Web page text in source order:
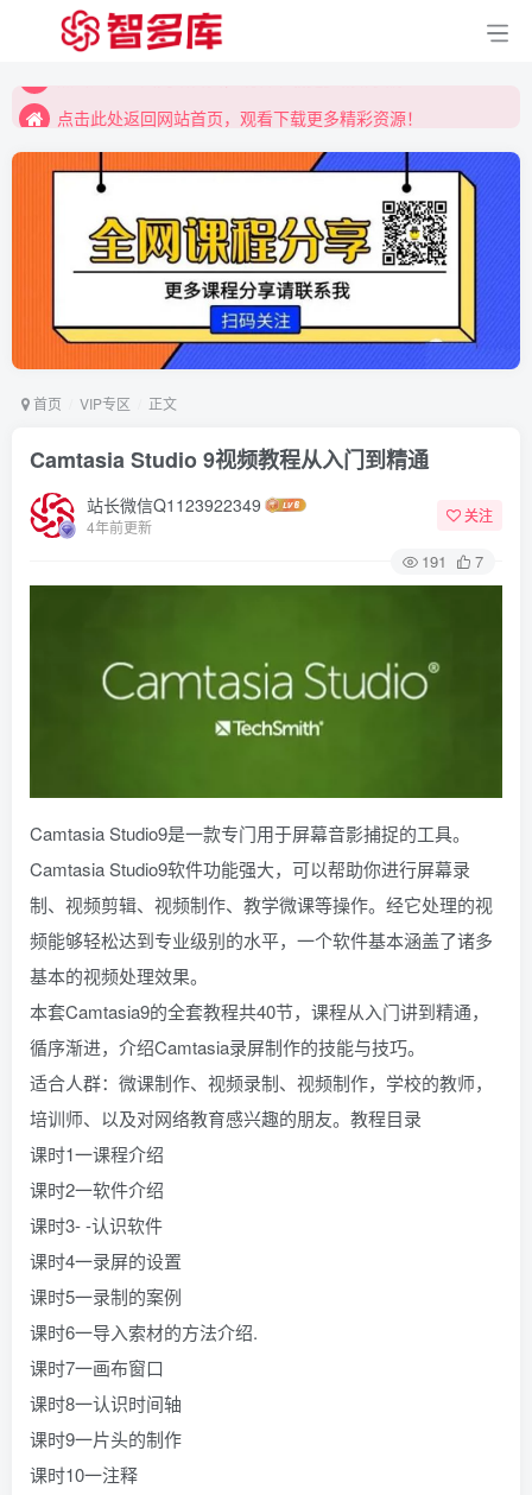
点击此处返回网站首页，观看下载更多精彩资源！
点击此处返回网站首页，观看下载更多精彩资源！
首页 VIP专区 正文
Camtasia Studio 9视频教程从入门到精通
站长微信Q1123922349
4年前更新
关注
191 7
Camtasia Studio9是一款专门用于屏幕音影捕捉的工具。
Camtasia Studio9软件功能强大，可以帮助你进行屏幕录
制、视频剪辑、视频制作、教学微课等操作。经它处理的视
频能够轻松达到专业级别的水平，一个软件基本涵盖了诸多
基本的视频处理效果。
本套Camtasia9的全套教程共40节，课程从入门讲到精通，
循序渐进，介绍Camtasia录屏制作的技能与技巧。
适合人群：微课制作、视频录制、视频制作，学校的教师，
培训师、以及对网络教育感兴趣的朋友。教程目录
课时1一课程介绍
课时2一软件介绍
课时3- -认识软件
课时4一录屏的设置
课时5一录制的案例
课时6一导入索材的方法介绍.
课时7一画布窗口
课时8一认识时间轴
课时9一片头的制作
课时10一注释